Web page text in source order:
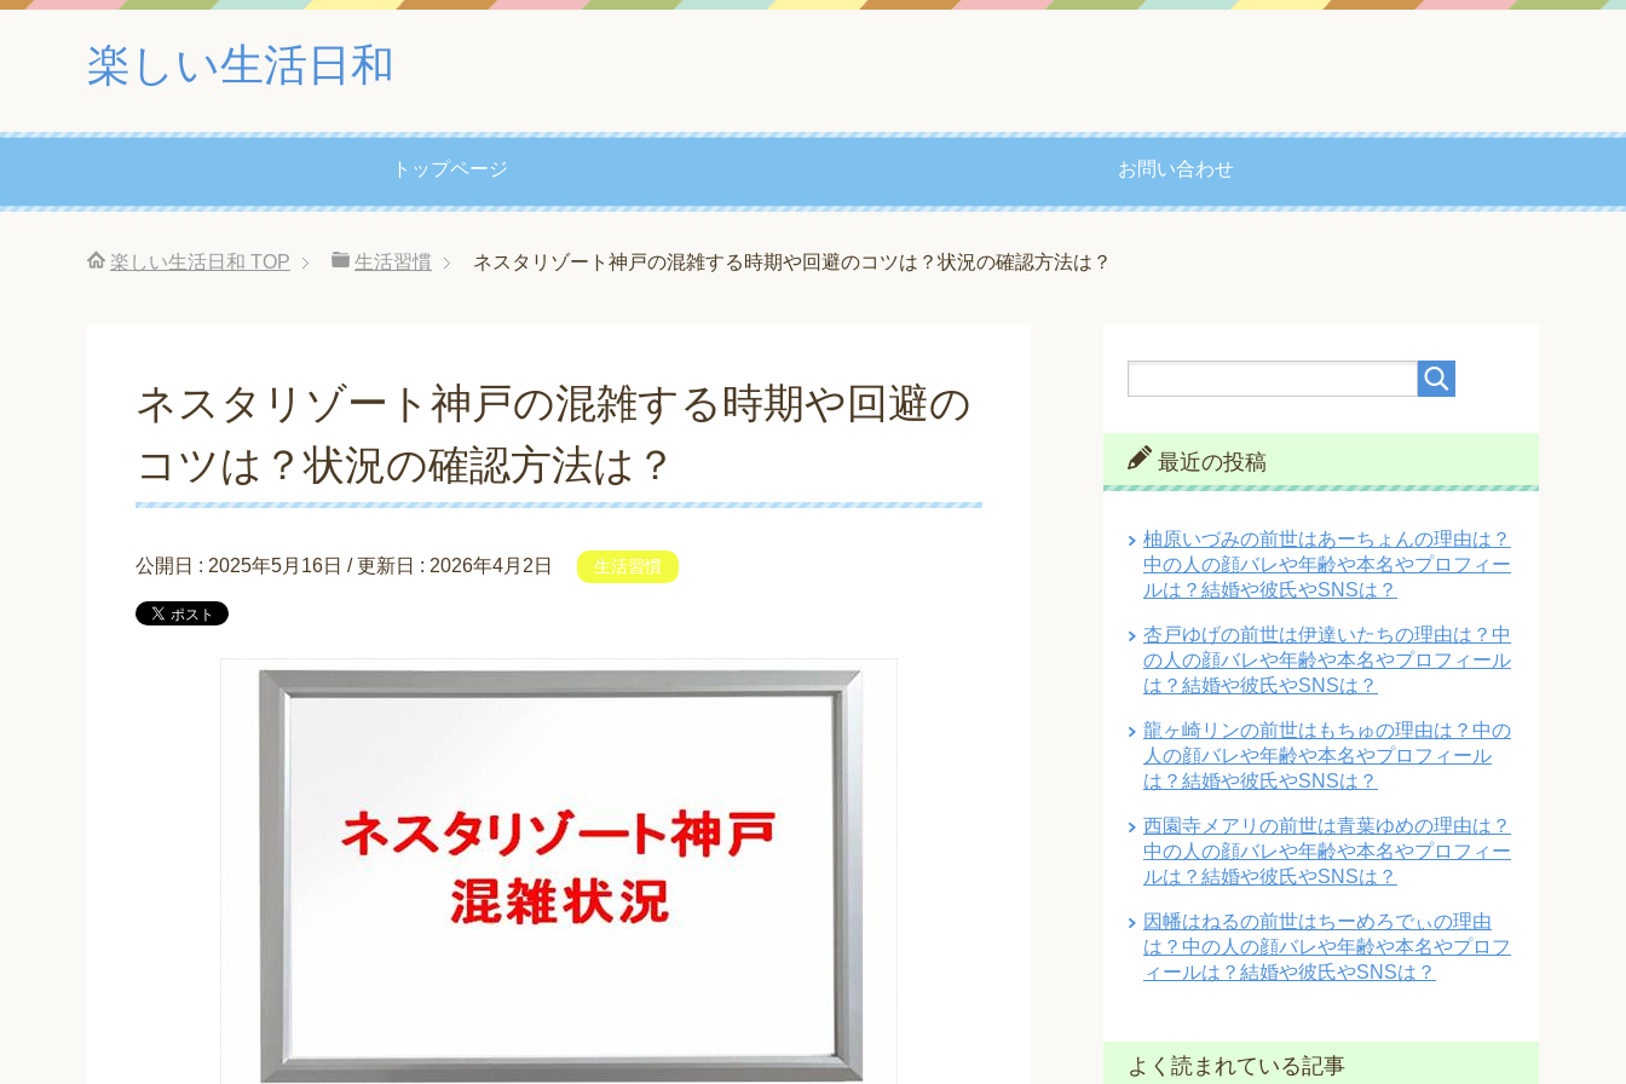
楽しい生活日和
トップページ お問い合わせ
楽しい生活日和 TOP 生活習慣 ネスタリゾート神戸の混雑する時期や回避のコツは？状況の確認方法は？
ネスタリゾート神戸の混雑する時期や回避の
コツは？状況の確認方法は？
公開日 : 2025年5月16日 / 更新日 : 2026年4月2日 生活習慣
最近の投稿
柚原いづみの前世はあーちょんの理由は？
中の人の顔バレや年齢や本名やプロフィー
ルは？結婚や彼氏やSNSは？
杏戸ゆげの前世は伊達いたちの理由は？中
の人の顔バレや年齢や本名やプロフィール
は？結婚や彼氏やSNSは？
龍ヶ崎リンの前世はもちゅの理由は？中の
人の顔バレや年齢や本名やプロフィール
は？結婚や彼氏やSNSは？
西園寺メアリの前世は青葉ゆめの理由は？
中の人の顔バレや年齢や本名やプロフィー
ルは？結婚や彼氏やSNSは？
因幡はねるの前世はちーめろでぃの理由
は？中の人の顔バレや年齢や本名やプロフ
ィールは？結婚や彼氏やSNSは？
よく読まれている記事